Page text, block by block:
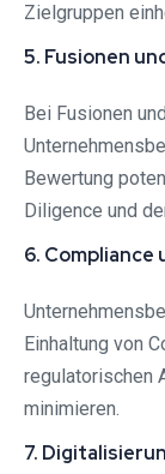
Zielgruppen
5. Fusionen
Bei Fusionen
Bewertung
Diligence und
6.
Einhaltung von
regulatorischen
minimieren.
7.